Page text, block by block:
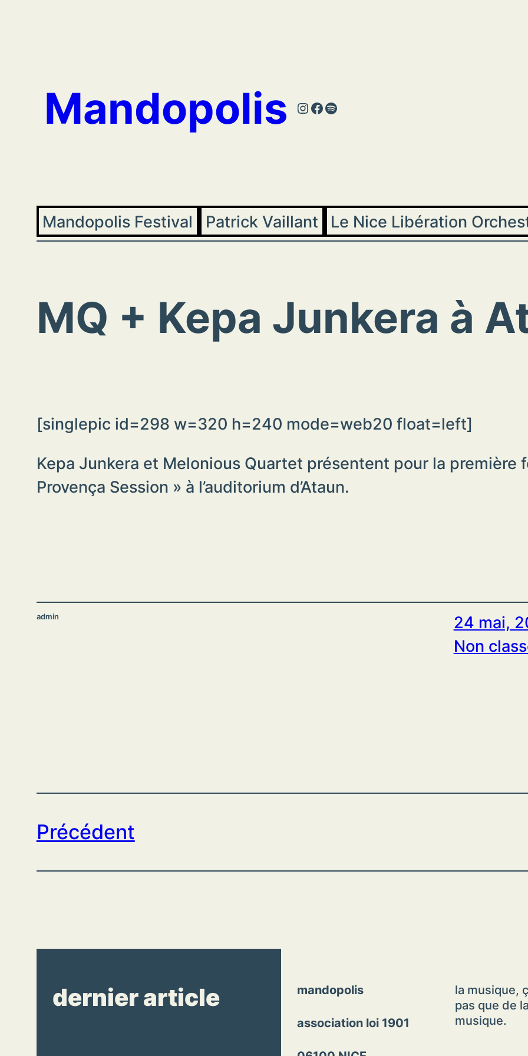
Mandopolis Instagram
Facebook
Spotify
Mandopolis Festival Patrick Vaillant Le Nice Libération
MQ + Kepa Junkera à
[singlepic id=298 w=320 h=240 mode=web20 float=left]
Kepa Junkera et Melonious Quartet présentent pour la première
Provença Session » à l’auditorium d’Ataun.
admin
24 mai,
Non
Précédent
dernier article mandopolis
association loi 1901
la musique,
pas que de la
musique.